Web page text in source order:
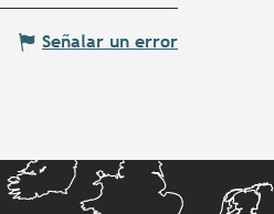
Señalar un error